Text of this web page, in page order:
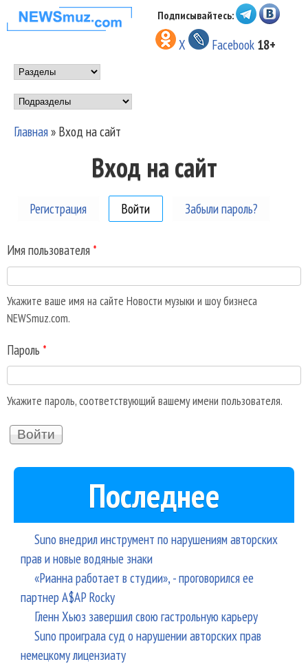
Перейти к основному
содержанию
НОВОСТИ
МУЗЫКИ И
ШОУ БИЗНЕСА
NEWSMUZ.COM
Подписывайтесь:
X Facebook 18+
Main menu
Подразделы
Вы здесь
Главная» Вход на сайт
Вход на сайт
Регистрация Войти (активная вкладка)
Забыли пароль?
Имя пользователя *
Укажите ваше имя на сайте Новости музыки и шоу бизнеса
NEWSmuz.com.
Пароль *
Укажите пароль, соответствующий вашему имени пользователя.
Последнее
Suno внедрил инструмент по нарушениям авторских
прав и новые водяные знаки
«Рианна работает в студии», - проговорился ее
партнер A$AP Rocky
Гленн Хьюз завершил свою гастрольную карьеру
Suno проиграла суд о нарушении авторских прав
немецкому лицензиату